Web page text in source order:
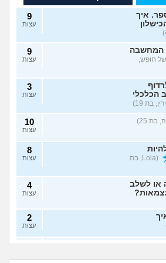
איך
9
עצות
המחשבה
חופש,
9
עצות
הכלכלי
בת 19)
3
עצות
בת 25) 10
עצות
(Lola, בת
8
עצות
או לשלב
4
עצות
2
עצות
של
7
הגשתי ציפיית שכר
לי יותר ניסיון, למה